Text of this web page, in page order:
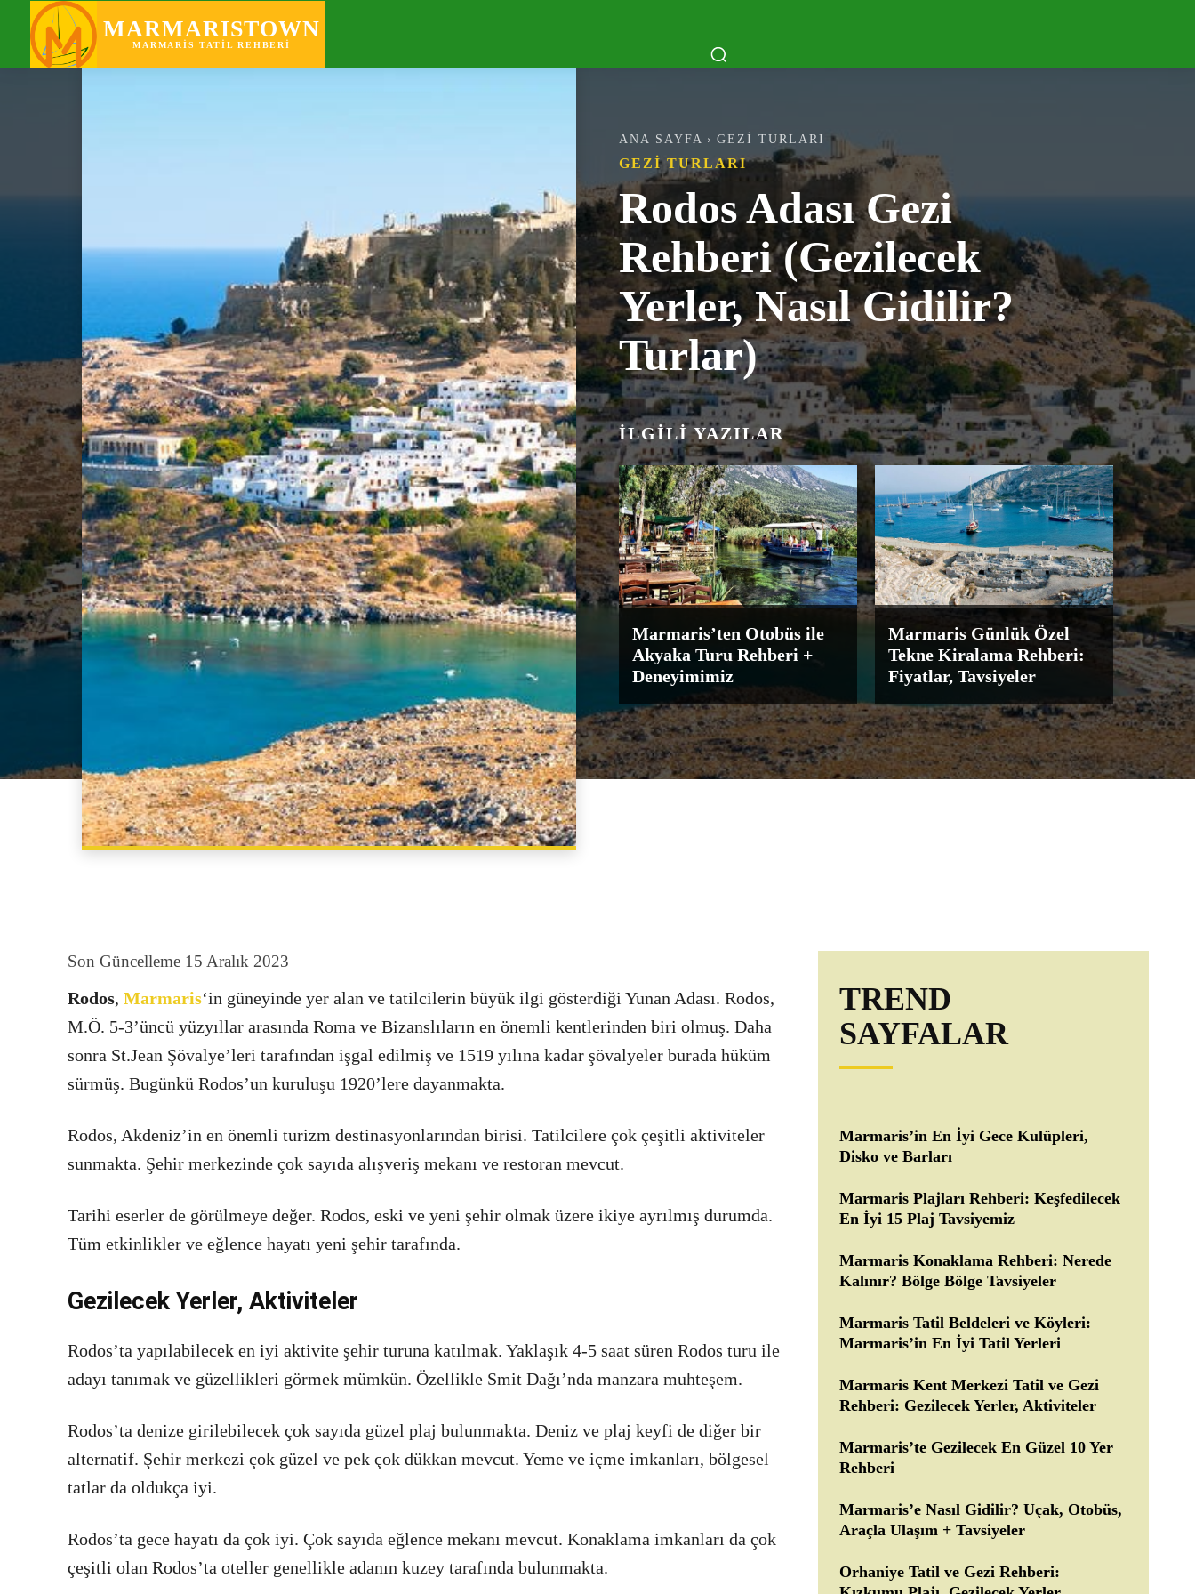
MARMARISTOWN
MARMARIS TATIL REHBERI
KEŞFET
ANA SAYFA GEZI TURLARI
GEZI TURLARI
Rodos Adası Gezi
Rehberi (Gezilecek
Yerler, Nasıl Gidilir?
Turlar)
İLGILI YAZILAR
Marmaris’ten Otobüs ile
Akyaka Turu Rehberi +
Deneyimimiz
Marmaris Günlük Özel
Tekne Kiralama Rehberi:
Fiyatlar, Tavsiyeler
Son Güncelleme 15 Aralık 2023
Rodos, Marmaris‘in güneyinde yer alan ve tatilcilerin büyük ilgi gösterdiği Yunan Adası. Rodos,
M.Ö. 5-3’üncü yüzyıllar arasında Roma ve Bizanslıların en önemli kentlerinden biri olmuş. Daha
sonra St.Jean Şövalye’leri tarafından işgal edilmiş ve 1519 yılına kadar şövalyeler burada hüküm
sürmüş. Bugünkü Rodos’un kuruluşu 1920’lere dayanmakta.
Rodos, Akdeniz’in en önemli turizm destinasyonlarından birisi. Tatilcilere çok çeşitli aktiviteler
sunmakta. Şehir merkezinde çok sayıda alışveriş mekanı ve restoran mevcut.
Tarihi eserler de görülmeye değer. Rodos, eski ve yeni şehir olmak üzere ikiye ayrılmış durumda.
Tüm etkinlikler ve eğlence hayatı yeni şehir tarafında.
Gezilecek Yerler, Aktiviteler
Rodos’ta yapılabilecek en iyi aktivite şehir turuna katılmak. Yaklaşık 4-5 saat süren Rodos turu ile
adayı tanımak ve güzellikleri görmek mümkün. Özellikle Smit Dağı’nda manzara muhteşem.
Rodos’ta denize girilebilecek çok sayıda güzel plaj bulunmakta. Deniz ve plaj keyfi de diğer bir
alternatif. Şehir merkezi çok güzel ve pek çok dükkan mevcut. Yeme ve içme imkanları, bölgesel
tatlar da oldukça iyi.
Rodos’ta gece hayatı da çok iyi. Çok sayıda eğlence mekanı mevcut. Konaklama imkanları da çok
çeşitli olan Rodos’ta oteller genellikle adanın kuzey tarafında bulunmakta.
TREND
SAYFALAR
Marmaris’in En İyi Gece Kulüpleri,
Disko ve Barları
Marmaris Plajları Rehberi: Keşfedilecek
En İyi 15 Plaj Tavsiyemiz
Marmaris Konaklama Rehberi: Nerede
Kalınır? Bölge Bölge Tavsiyeler
Marmaris Tatil Beldeleri ve Köyleri:
Marmaris’in En İyi Tatil Yerleri
Marmaris Kent Merkezi Tatil ve Gezi
Rehberi: Gezilecek Yerler, Aktiviteler
Marmaris’te Gezilecek En Güzel 10 Yer
Rehberi
Marmaris’e Nasıl Gidilir? Uçak, Otobüs,
Araçla Ulaşım + Tavsiyeler
Orhaniye Tatil ve Gezi Rehberi: